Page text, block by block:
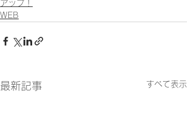
アップ！
WEB
最新記事 すべて表示